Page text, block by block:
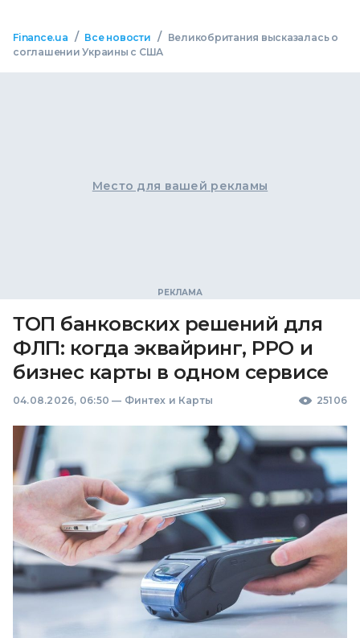
Finance.ua / Все новости /
Великобритания высказалась о
соглашении Украины с США
Место для вашей рекламы
ТОП банковских решений для
ФЛП: когда эквайринг, РРО и
бизнес карты в одном сервисе
04.08.2026, 06:50 — Финтех и Карты 25106